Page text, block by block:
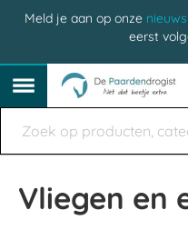
Meld je aan op onze
eerst
Vliegen en